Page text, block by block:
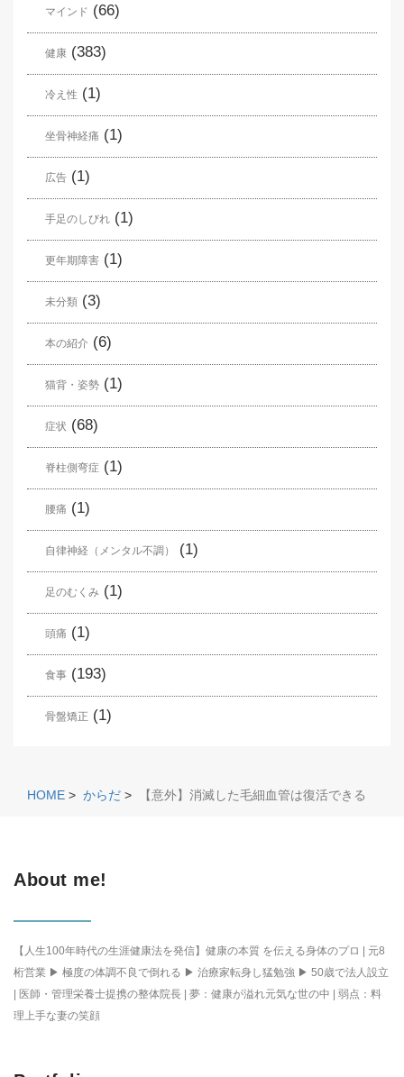
マインド (66)
健康 (383)
冷え性 (1)
坐骨神経痛 (1)
広告 (1)
手足のしびれ (1)
更年期障害 (1)
未分類 (3)
本の紹介 (6)
猫背・姿勢 (1)
症状 (68)
脊柱側弯症 (1)
腰痛 (1)
自律神経（メンタル不調） (1)
足のむくみ (1)
頭痛 (1)
食事 (193)
骨盤矯正 (1)
HOME > からだ > 【意外】消滅した毛細血管は復活できる
About me!
【人生100年時代の生涯健康法を発信】健康の本質 を伝える身体のプロ | 元8
桁営業 ▶ 極度の体調不良で倒れる ▶ 治療家転身し猛勉強 ▶ 50歳で法人設立
| 医師・管理栄養士提携の整体院長 | 夢：健康が溢れ元気な世の中 | 弱点：料
理上手な妻の笑顔